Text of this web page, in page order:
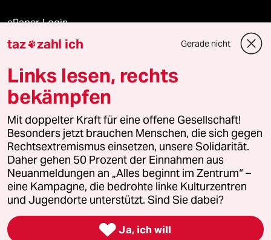
ePaper Login
Downloads für Abonnierende
© 2026 taz Verlags und Vertriebs GmbH
Alle Rechte vorbehalten. Bei rechtlichen Fragen oder für Genehmigungen
wenden Sie sich bitte an
lizenzen@taz.de
Feedback Redaktionsstatut Kommune-Richtlinien
Leitlinie Informant Datenschutz Impressum AGB
Seitenwende Einwilligungen widerrufen (Ads)
taz zahl ich Gerade nicht
Links lesen, rechts
bekämpfen
Mit doppelter Kraft für eine offene Gesellschaft!
Besonders jetzt brauchen Menschen, die sich gegen
Rechtsextremismus einsetzen, unsere Solidarität.
Daher gehen 50 Prozent der Einnahmen aus
Neuanmeldungen an „Alles beginnt im Zentrum“ –
eine Kampagne, die bedrohte linke Kulturzentren
und Jugendorte unterstützt. Sind Sie dabei?
 Ja, ich will